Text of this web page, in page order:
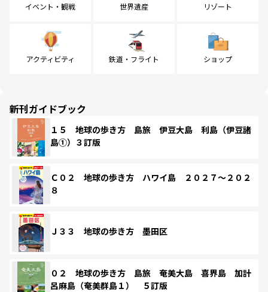
イベント・観戦 世界遺産 リゾート
アクティビティ 鉄道・フライト ショップ
新刊ガイドブック
１５ 地球の歩き方 島旅 伊豆大島 利島（伊豆諸
島①）３訂版
Ｃ０２ 地球の歩き方 ハワイ島 ２０２７～２０２
８
Ｊ３３ 地球の歩き方 墨田区
０２ 地球の歩き方 島旅 奄美大島 喜界島 加計
呂麻島（奄美群島１） ５訂版